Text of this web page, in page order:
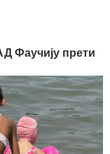
Фаучију прети